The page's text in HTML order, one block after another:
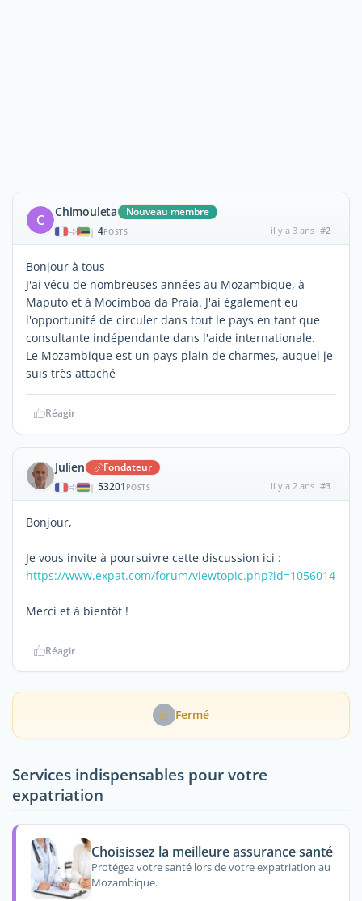
C Chimouleta Nouveau membre
| 4POSTS il y a 3 ans #2
Bonjour à tous
J'ai vécu de nombreuses années au Mozambique, à
Maputo et à Mocimboa da Praia. J'ai également eu
l'opportunité de circuler dans tout le pays en tant que
consultante indépendante dans l'aide internationale.
Le Mozambique est un pays plain de charmes, auquel je
suis très attaché
Réagir
Julien Fondateur
| 53201 POSTS il y a 2 ans #3
Bonjour,
Je vous invite à poursuivre cette discussion ici :
https://www.expat.com/forum/viewtopic.php?id=1056014
Merci et à bientôt !
Réagir
Fermé
Services indispensables pour votre
expatriation
Choisissez la meilleure assurance santé
Protégez votre santé lors de votre expatriation au
Mozambique.